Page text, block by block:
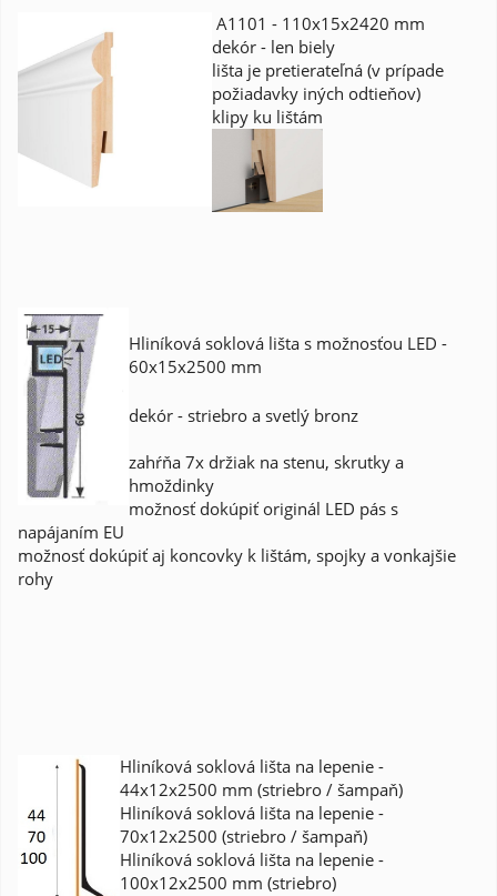
A1101 - 110x15x2420 mm
dekór - len biely
lišta je pretierateľná (v prípade
požiadavky iných odtieňov)
klipy ku lištám
Hliníková soklová lišta s možnosťou LED -
60x15x2500 mm
dekór - striebro a svetlý bronz
zahŕňa 7x držiak na stenu, skrutky a
hmoždinky
možnosť dokúpiť originál LED pás s
napájaním EU
možnosť dokúpiť aj koncovky k lištám, spojky a vonkajšie
rohy
Hliníková soklová lišta na lepenie -
44x12x2500 mm (striebro / šampaň)
Hliníková soklová lišta na lepenie -
70x12x2500 (striebro / šampaň)
Hliníková soklová lišta na lepenie -
100x12x2500 mm (striebro)